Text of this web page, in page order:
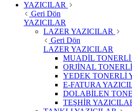
YAZICILAR
Geri Dön
YAZICILAR
LAZER YAZICILAR
Geri Dön
LAZER YAZICILAR
MUADİL
ORJİNAL
YEDEK TONERLİ
E-FATURA
DOLABİLEN
TEŞHİR